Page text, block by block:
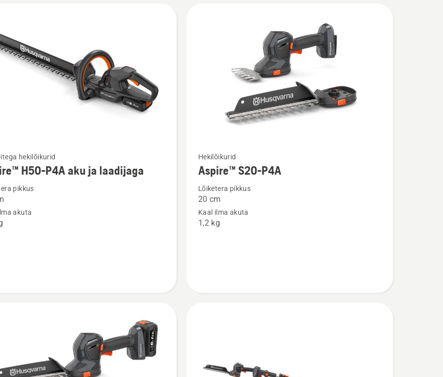
hekilõikurid
H50-P4A aku ja laadijaga
pikkus
akuta
Vaata
rohkem
üksikasju
toote
Aspire™
S20-
Hekilõikurid
Aspire™ S20-P4A
Lõiketera pikkus
20 cm
Kaal ilma akuta
1,2 kg